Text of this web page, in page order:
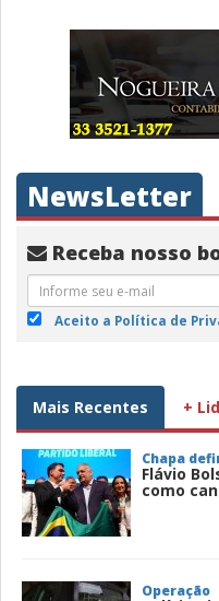
NewsLetter
Receba nosso
Aceito a Política de
Mais Recentes +
Chapa
Flávio
como
Operação